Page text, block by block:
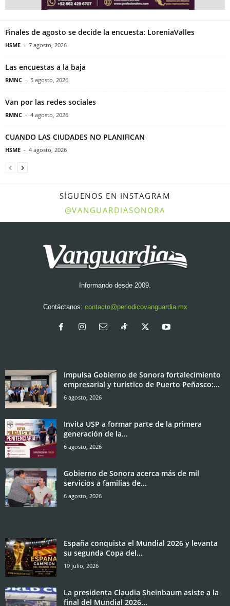
Finales de agosto se decide la encuesta: LoreniaValles
HSME - 7 agosto, 2026
Las encuestas a la baja
RMNC - 5 agosto, 2026
Van por las redes sociales
RMNC - 4 agosto, 2026
CUANDO LAS CIUDADES NO PLANIFICAN
HSME - 4 agosto, 2026
SÍGUENOS EN INSTAGRAM
@VANGUARDIASONORA
Informando desde 2009.
Contáctanos: contacto@periodicovanguardia.mx
Impulsa Gobierno de Sonora fortalecimiento
empresarial y turístico de Puerto Peñasco:...
6 agosto, 2026
Invita USP a formar parte de la primera
generación de la...
6 agosto, 2026
Gobierno de Sonora acerca más de mil
servicios a familias de...
6 agosto, 2026
España conquista el Mundial 2026 y levanta
su segunda Copa del...
19 julio, 2026
La presidenta Claudia Sheinbaum asiste a la
final del Mundial 2026...